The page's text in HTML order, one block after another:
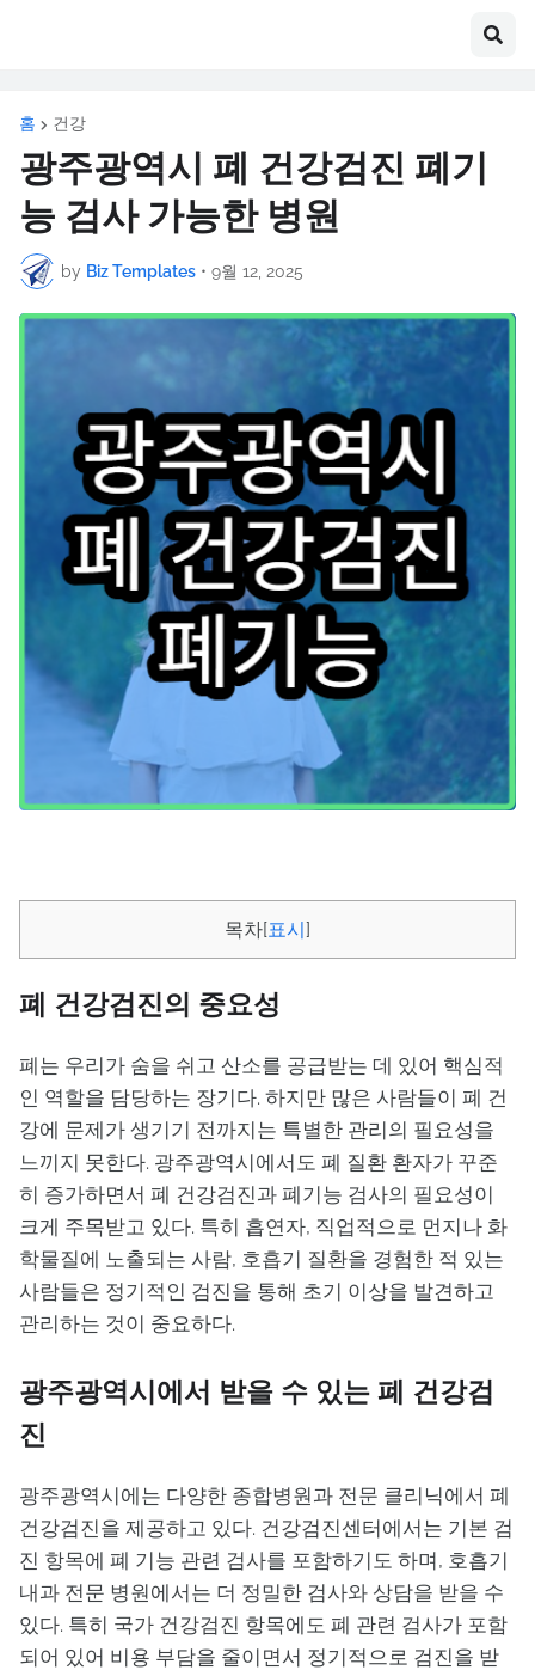
홈 건강
광주광역시 폐 건강검진 폐기
능 검사 가능한 병원
by Biz Templates • 9월 12, 2025
목차[표시]
폐 건강검진의 중요성
폐는 우리가 숨을 쉬고 산소를 공급받는 데 있어 핵심적
인 역할을 담당하는 장기다. 하지만 많은 사람들이 폐 건
강에 문제가 생기기 전까지는 특별한 관리의 필요성을
느끼지 못한다. 광주광역시에서도 폐 질환 환자가 꾸준
히 증가하면서 폐 건강검진과 폐기능 검사의 필요성이
크게 주목받고 있다. 특히 흡연자, 직업적으로 먼지나 화
학물질에 노출되는 사람, 호흡기 질환을 경험한 적 있는
사람들은 정기적인 검진을 통해 초기 이상을 발견하고
관리하는 것이 중요하다.
광주광역시에서 받을 수 있는 폐 건강검
진
광주광역시에는 다양한 종합병원과 전문 클리닉에서 폐
건강검진을 제공하고 있다. 건강검진센터에서는 기본 검
진 항목에 폐 기능 관련 검사를 포함하기도 하며, 호흡기
내과 전문 병원에서는 더 정밀한 검사와 상담을 받을 수
있다. 특히 국가 건강검진 항목에도 폐 관련 검사가 포함
되어 있어 비용 부담을 줄이면서 정기적으로 검진을 받